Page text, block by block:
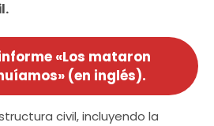
«Los mataron
(en inglés).
civil, incluyendo la